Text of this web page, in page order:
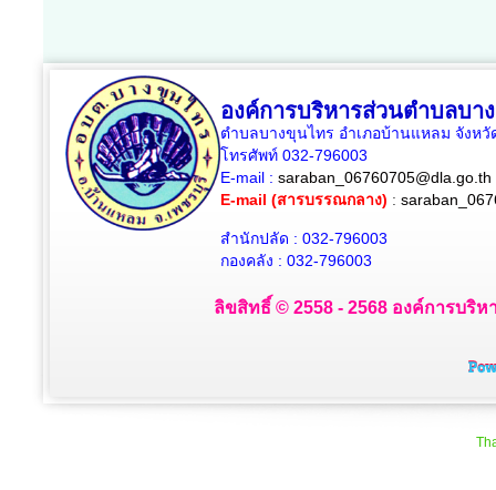
องค์การบริหารส่วนตำบลบา
ตำบลบางขุนไทร อำเภอบ้านแหลม จังหวั
โทรศัพท์ 032-796003
E-mail : saraban_06760705@dla.go.th
E-mail (สารบรรณกลาง) :
สำนักปลัด : 032-796003
กองคลัง : 032-796003
ลิขสิทธิ์ © 2558 - 2568 องค์การบริ